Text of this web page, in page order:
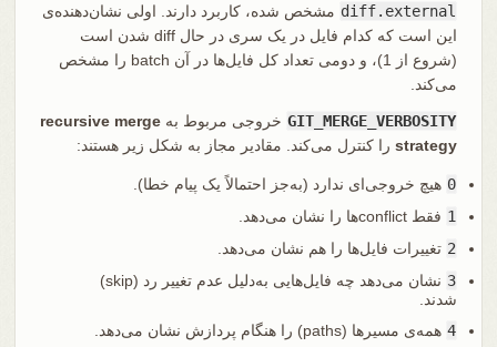
diff.external مشخص شده، کاربرد دارند. اولی نشان‌دهنده‌ی
این است که کدام فایل در یک سری در حال diff شدن است
(شروع از 1)، و دومی تعداد کل فایل‌ها در آن batch را مشخص
می‌کند.
GIT_MERGE_VERBOSITY خروجی مربوط به recursive merge
strategyرا کنترل می‌کند. مقادیر مجاز به شکل زیر هستند:
0 هیچ خروجی‌ای ندارد (به‌جز احتمالاً یک پیام خطا).
1 فقط conflictها را نشان می‌دهد.
2 تغییرات فایل‌ها را هم نشان می‌دهد.
3
نشان می‌دهد چه فایل‌هایی به‌دلیل عدم تغییر رد (skip)
شدند.
4 همه‌ی مسیرها (paths) را هنگام پردازش نشان می‌دهد.